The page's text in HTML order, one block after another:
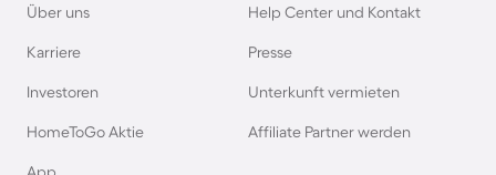
Ferienhäuser & Ferienwohnung mit Hund auf
Rügen
Über uns
Karriere
Investoren
HomeToGo Aktie
Help Center und Kontakt
Presse
Unterkunft vermieten
Affiliate Partner werden